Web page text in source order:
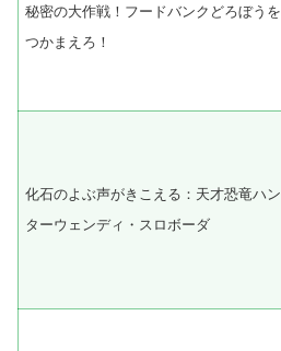
秘密の大作戦！フードバンクどろぼうを
つかまえろ！
化石のよぶ声がきこえる：天才恐竜ハン
ターウェンディ・スロボーダ